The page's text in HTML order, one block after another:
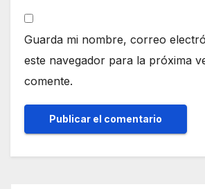
Guarda mi nombre, correo
este navegador para la próxima
comente.